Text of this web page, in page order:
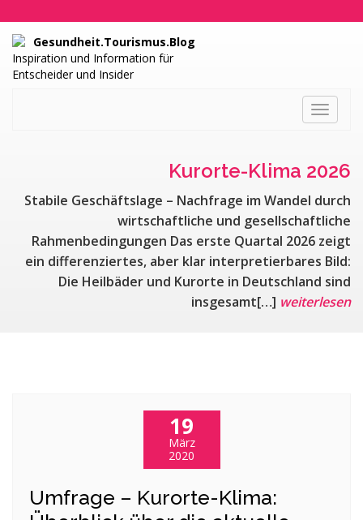
Gesundheit.Tourismus.Blog
Inspiration und Information für
Entscheider und Insider
Toggle
Kurorte-Klima 2026
Stabile Geschäftslage – Nachfrage im Wandel durch
wirtschaftliche und gesellschaftliche
Rahmenbedingungen Das erste Quartal 2026 zeigt
ein differenziertes, aber klar interpretierbares Bild:
Die Heilbäder und Kurorte in Deutschland sind
insgesamt[…] weiterlesen
19
März
2020
Umfrage – Kurorte-Klima: